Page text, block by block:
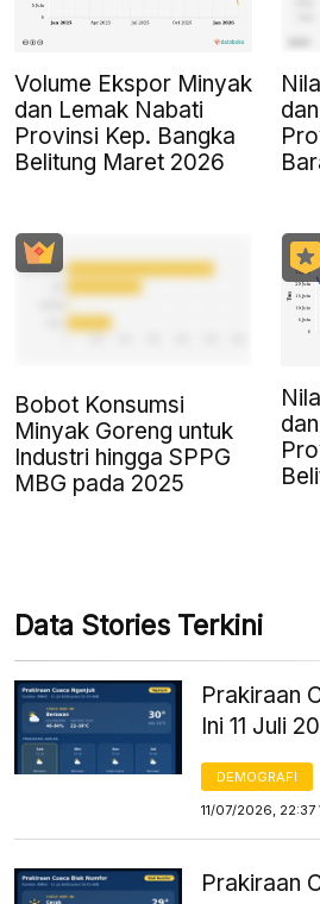
Volume Ekspor Minyak
dan Lemak Nabati
Provinsi Kep. Bangka
Belitung Maret 2026
Bobot Konsumsi
Minyak Goreng untuk
Industri hingga SPPG
MBG pada 2025
Data Stories Terkini
Prakiraan
Ini 11 Juli
DEMOGRAFI
11/07/2026, 22:37
Prakiraan